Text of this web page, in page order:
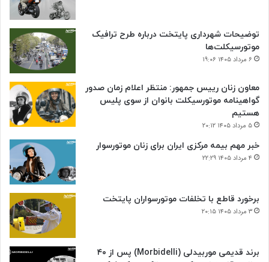
توضیحات شهرداری پایتخت درباره طرح ترافیک
موتورسیکلت‌ها
۶ مرداد ۱۴۰۵ ۱۹:۰۶
معاون زنان رییس جمهور: منتظر اعلام زمان صدور
گواهینامه موتورسیکلت بانوان از سوی پلیس
هستیم
۵ مرداد ۱۴۰۵ ۲۰:۱۲
خبر مهم بیمه مرکزی ایران برای زنان موتورسوار
۴ مرداد ۱۴۰۵ ۲۲:۲۹
برخورد قاطع با تخلفات موتورسواران پایتخت
۳ مرداد ۱۴۰۵ ۲۰:۱۵
برند قدیمی موربیدلی (Morbidelli) پس از ۴۰